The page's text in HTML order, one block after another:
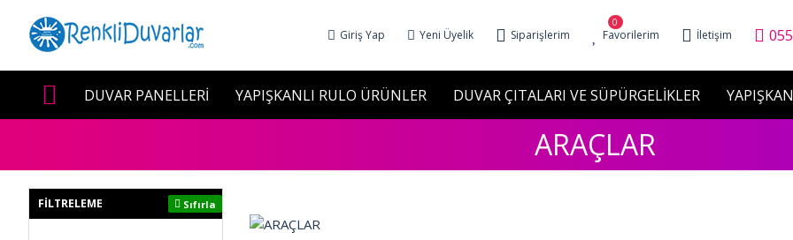
Giriş Yap Yeni Üyelik Siparişlerim Favorilerim
0
İletişim
DUVAR PANELLERİ YAPIŞKANLI RULO ÜRÜNLER DUVAR ÇITALARI VE SÜPÜRGELİKLER
ARAÇLAR
FILTRELEME Sıfırla